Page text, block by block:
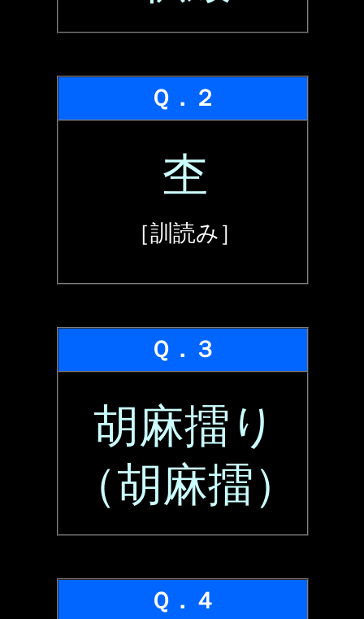
Ｑ．２
杢
［訓読み］
Ｑ．３
胡麻擂り
（胡麻擂）
Ｑ．４